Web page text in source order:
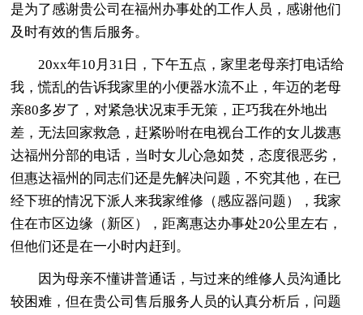
是为了感谢贵公司在福州办事处的工作人员，感谢他们
及时有效的售后服务。
20xx年10月31日，下午五点，家里老母亲打电话给
我，慌乱的告诉我家里的小便器水流不止，年迈的老母
亲80多岁了，对紧急状况束手无策，正巧我在外地出
差，无法回家救急，赶紧吩咐在电视台工作的女儿拨惠
达福州分部的电话，当时女儿心急如焚，态度很恶劣，
但惠达福州的同志们还是先解决问题，不究其他，在已
经下班的情况下派人来我家维修（感应器问题），我家
住在市区边缘（新区），距离惠达办事处20公里左右，
但他们还是在一小时内赶到。
因为母亲不懂讲普通话，与过来的维修人员沟通比
较困难，但在贵公司售后服务人员的认真分析后，问题